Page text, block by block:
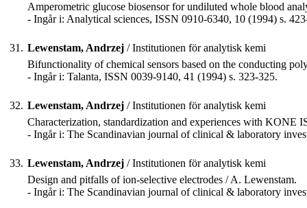
Amperometric glucose biosensor for undiluted whole blood
- Ingår i: Analytical sciences, ISSN 0910-6340, 10 (1994) s.
31. Lewenstam, Andrzej / Institutionen för analytisk kemi
Bifunctionality of chemical sensors based on the conducting
- Ingår i: Talanta, ISSN 0039-9140, 41 (1994) s. 323-325.
32. Lewenstam, Andrzej / Institutionen för analytisk kemi
Characterization, standardization and experiences with
- Ingår i: The Scandinavian journal of clinical & laboratory
33. Lewenstam, Andrzej / Institutionen för analytisk kemi
Design and pitfalls of ion-selective electrodes / A. Lewenstam.
- Ingår i: The Scandinavian journal of clinical & laboratory